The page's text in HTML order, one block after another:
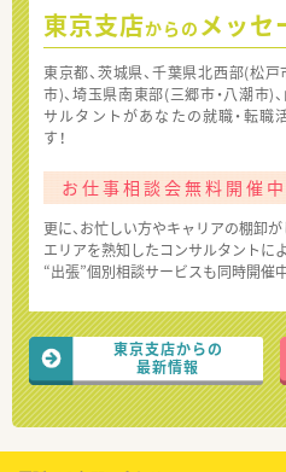
東京支店からの メッセ
東京都、茨城県、千葉県北西部(松戸
市)、埼玉県南東部(三郷市・八潮市)
サルタントがあなたの就職・転職
す！
お仕事相談会無料開催中
更に、お忙しい方やキャリアの棚卸
エリアを熟知したコンサルタントによ
“出張”個別相談サービスも同時開催
東京支店からの
最新情報